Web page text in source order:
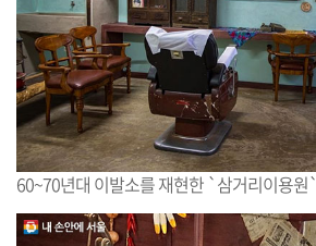
60~70년대 이발소를 재현한 `삼거리이용원`